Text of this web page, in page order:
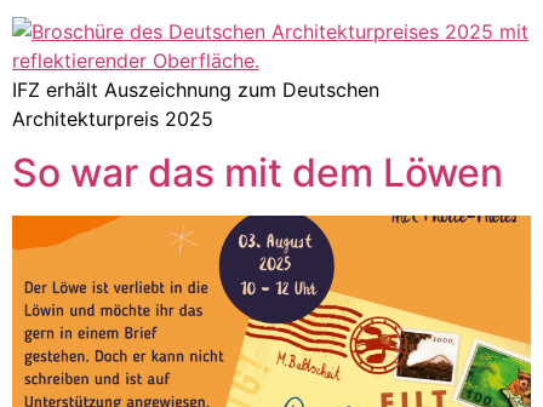
IFZ erhält Auszeichnung zum Deutschen
Architekturpreis 2025
So war das mit dem Löwen